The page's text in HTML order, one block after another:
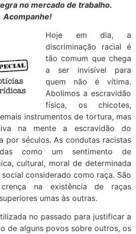
no mercado de trabalho.
Acompanhe!
Hoje em dia, a
discriminação racial é
tão comum que chega
a ser invisível para
quem não é vítima.
Abolimos a escravidão
física, os chicotes,
instrumentos de tortura, mas
na mente a escravidão do
por séculos. As condutas racistas
como um sentimento de
cultural, moral de determinada
considerado como raça. São
na existência de raças
umas às outras.
no passado para justificar a
de alguns povos sobre outros, os